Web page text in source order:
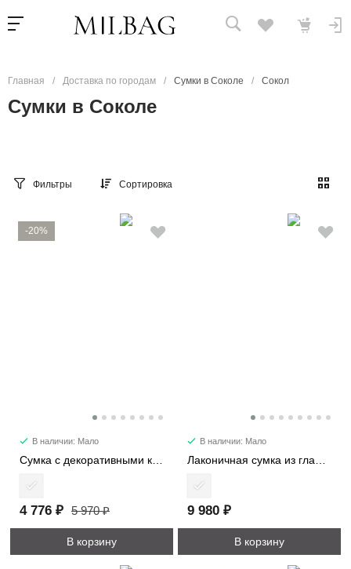
Главная / Доставка по городам / Сумки в Соколе / Сокол
Сумки в Соколе
Фильтры Сортировка
-20%
В наличии: Мало
Сумка с декоративными карманами 2480
4 776 ₽ 5 970 ₽
В корзину
В наличии: Мало
Лаконичная сумка из гладкой кожи 6512
9 980 ₽
В корзину